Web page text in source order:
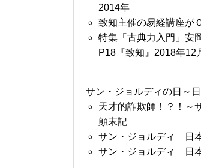
2014年
致知主催の易経講座が
特集「古典力入門」安
P18『致知』2018年12
サン・ジョルディの日～
天才的詐欺師！？！～
顛末記
サン・ジョルディ 日
サン・ジョルディ 日